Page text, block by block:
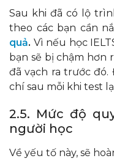
Sau khi đã có lộ
theo các bạn cần
quả. Vì nếu học
bạn sẽ bị chậm hơn
đã vạch ra trước đó.
chí sau mỗi khi test
2.5. Mức độ
người học
Về yếu tố này, sẽ